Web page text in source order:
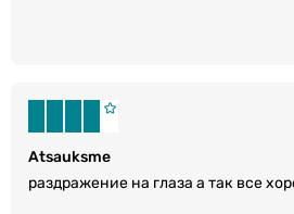
Atsauksme
раздражение на глаза а так все